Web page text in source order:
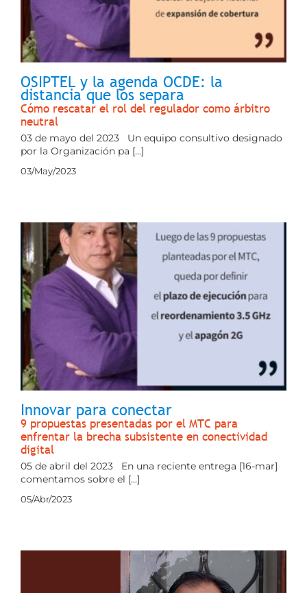
OSIPTEL y la agenda OCDE: la
distancia que los separa
Cómo rescatar el rol del regulador como árbitro
neutral
03 de mayo del 2023 Un equipo consultivo designado
por la Organización pa [...]
03/May/2023
Innovar para conectar
9 propuestas presentadas por el MTC para
enfrentar la brecha subsistente en conectividad
digital
05 de abril del 2023 En una reciente entrega [16-mar]
comentamos sobre el [...]
05/Abr/2023